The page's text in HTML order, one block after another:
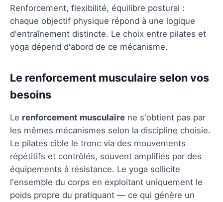
Renforcement, flexibilité, équilibre postural :
chaque objectif physique répond à une logique
d'entraînement distincte. Le choix entre pilates et
yoga dépend d'abord de ce mécanisme.
Le renforcement musculaire selon vos
besoins
Le renforcement musculaire ne s'obtient pas par
les mêmes mécanismes selon la discipline choisie.
Le pilates cible le tronc via des mouvements
répétitifs et contrôlés, souvent amplifiés par des
équipements à résistance. Le yoga sollicite
l'ensemble du corps en exploitant uniquement le
poids propre du pratiquant — ce qui génère un